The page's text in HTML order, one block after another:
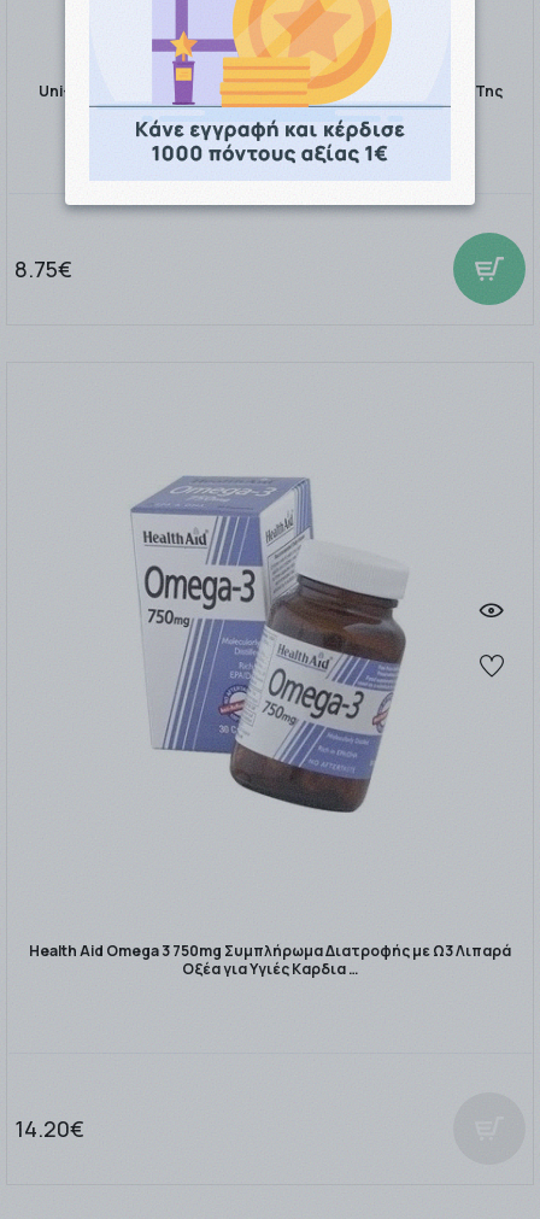
Uni-Pharma Prolipid Max Ιχθιέλαιο για την Καλή Λειτουργία Της
Καρδιάς 1000mg 30 …
8.75€
Health Aid Omega 3 750mg Συμπλήρωμα Διατροφής με Ω3 Λιπαρά
Οξέα για Υγιές Καρδια …
14.20€